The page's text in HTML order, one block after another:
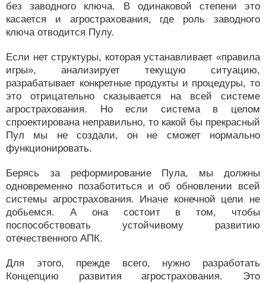
без заводного ключа. В одинаковой степени это
касается и агрострахования, где роль заводного
ключа отводится Пулу.
Если нет структуры, которая устанавливает «правила
игры», анализирует текущую ситуацию,
разрабатывает конкретные продукты и процедуры, то
это отрицательно сказывается на всей системе
агрострахования. Но если система в целом
спроектирована неправильно, то какой бы прекрасный
Пул мы не создали, он не сможет нормально
функционировать.
Берясь за реформирование Пула, мы должны
одновременно позаботиться и об обновлении всей
системы агрострахования. Иначе конечной цели не
добьемся. А она состоит в том, чтобы
поспособствовать устойчивому развитию
отечественного АПК.
Для этого, прежде всего, нужно разработать
Концепцию развития агрострахования. Это